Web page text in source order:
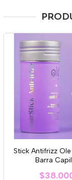
Stick Antifrizz
Barra